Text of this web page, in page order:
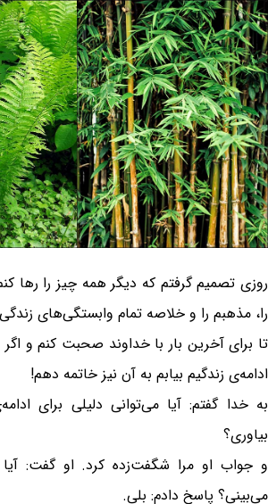
روزی تصمیم گرفتم که دیگر همه چیز را رها
را، مذهبم را و خلاصه تمام وابستگی‌های
تا برای آخرین بار با خداوند صحبت کنم و اگر
ادامه‌ی زندگیم بیابم به آن نیز خاتمه دهم!
به خدا گفتم: آیا می‌توانی دلیلی برای
بیاوری؟
و جواب او مرا شگفت‌زده کرد. او گفت:
می‌بینی؟ پاسخ دادم: بلی.